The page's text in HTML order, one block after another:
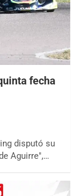
fecha
disputó su
Aguirre",…